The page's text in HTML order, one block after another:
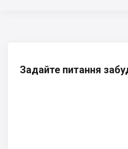
Задайте питання